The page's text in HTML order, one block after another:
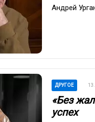
Андрей
ДРУГОЕ
«Без
успех